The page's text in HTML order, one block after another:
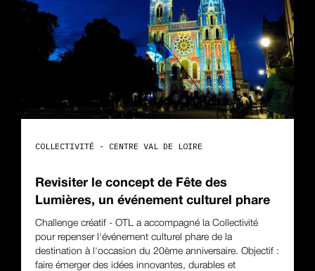
COLLECTIVITÉ - CENTRE VAL DE LOIRE
Revisiter le concept de Fête des
Lumières, un événement culturel phare
Challenge créatif - OTL a accompagné la Collectivité
pour repenser l'événement culturel phare de la
destination à l'occasion du 20ème anniversaire. Objectif :
faire émerger des idées innovantes, durables et